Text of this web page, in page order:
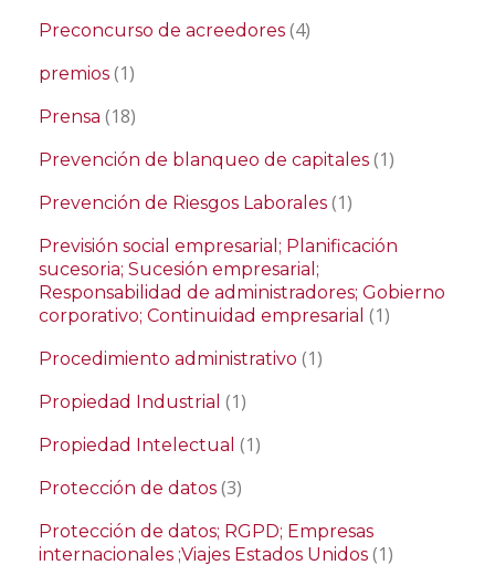
Preconcurso de acreedores (4)
premios (1)
Prensa (18)
Prevención de blanqueo de capitales (1)
Prevención de Riesgos Laborales (1)
Previsión social empresarial; Planificación
sucesoria; Sucesión empresarial;
Responsabilidad de administradores; Gobierno
corporativo; Continuidad empresarial (1)
Procedimiento administrativo (1)
Propiedad Industrial (1)
Propiedad Intelectual (1)
Protección de datos (3)
Protección de datos; RGPD; Empresas
internacionales ;Viajes Estados Unidos (1)